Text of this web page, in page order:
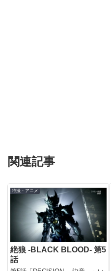
関連記事
特撮・アニメ
絶狼 -BLACK BLOOD- 第5
話